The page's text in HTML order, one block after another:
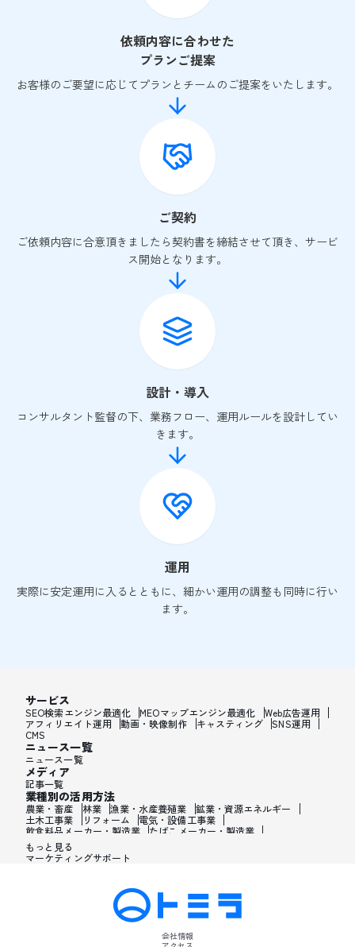
依頼内容に合わせた
プランご提案
お客様のご要望に応じてプランとチームのご提案をいたします。
ご契約
ご依頼内容に合意頂きましたら契約書を締結させて頂き、サービ
ス開始となります。
設計・導入
コンサルタント監督の下、業務フロー、運用ルールを設計してい
きます。
運用
実際に安定運用に入るとともに、細かい運用の調整も同時に行い
ます。
サービス
SEO検索エンジン最適化 MEOマップエンジン最適化
Web広告運用
アフィリエイト運用
動画・映像制作 キャスティング
SNS運用
CMS
ニュース一覧
ニュース一覧
メディア
記事一覧
業種別の活用方法
農業・畜産 林業 漁業・水産養殖業
鉱業・資源エネルギー
土木工事業
リフォーム
電気・設備工事業
飲食料品メーカー・製造業
たばこメーカー・製造業
飼料・ペットフードメーカー・製造業
木材・建材メーカー・製造業
家具・オフィス用品メーカー・製造業
印刷・製本・印刷加工メーカー・製造業
医薬品メーカー・製造業
化粧品メーカー・製造業
香水メーカー・製造業
シャンプー・リンスメーカー・製造業
ワックス・整髪料・薄毛薬メーカー・製造業
歯磨き粉・日焼け止め・髭剃り用化粧品メーカー・製造業
石油・ゴム・プラスチックメーカー・製造業
もっと見る
マーケティングサポート
会社情報